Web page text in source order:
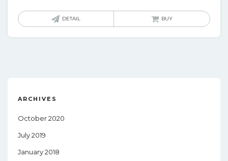
DETAIL BUY
ARCHIVES
October 2020
July 2019
January 2018